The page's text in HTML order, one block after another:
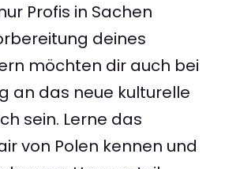
Profis in Sachen
deines
möchten dir auch bei
an das neue kulturelle
sein. Lerne das
von Polen kennen und